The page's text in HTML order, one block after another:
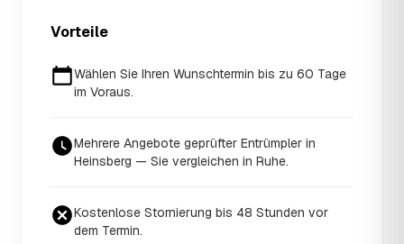
Vorteile
Wählen Sie Ihren Wunschtermin bis zu 60 Tage
im Voraus.
Mehrere Angebote geprüfter Entrümpler in
Heinsberg — Sie vergleichen in Ruhe.
Kostenlose Stornierung bis 48 Stunden vor
dem Termin.